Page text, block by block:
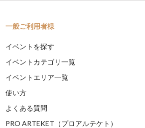
一般ご利用者様
イベントを探す
イベントカテゴリ一覧
イベントエリア一覧
使い方
よくある質問
PRO ARTEKET（プロアルテケト）